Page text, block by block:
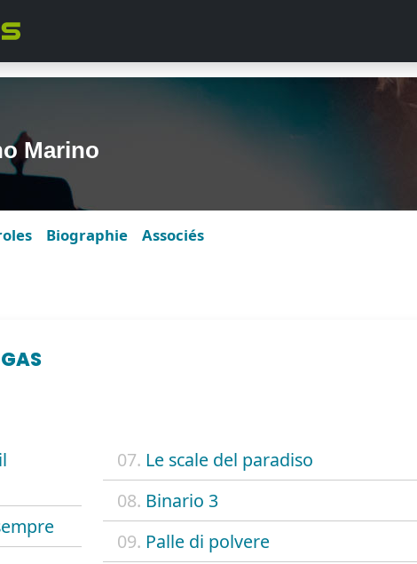
Marino
Biographie Associés
07. Le scale del paradiso
08. Binario 3
09. Palle di polvere